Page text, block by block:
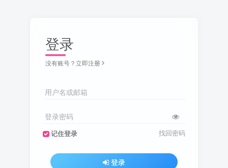
登录
没有账号？立即注册
用户名或邮箱
登录密码
记住登录 找回密码
登录